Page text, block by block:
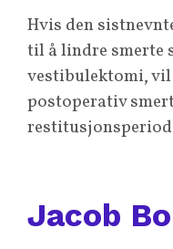
Hvis den
til å lindre smerte
vestibulektomi,
postoperativ
Jacob